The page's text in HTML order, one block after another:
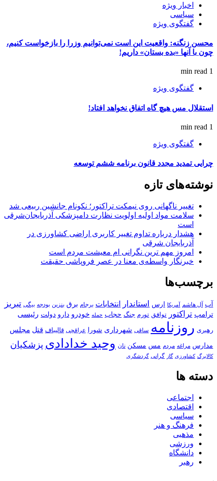
اخبار ویژه
سیاسی
گفتگوی ویژه
محسن زنگنه: واقعیت این است نمی‌توانیم وزرا را بازخواست کنیم،
چون با آنها «بده بستان» داریم!
1 min read
گفتگوی ویژه
استقلال مس هیچ گاه اتفاق نخواهد افتاد!
1 min read
گفتگوی ویژه
چرایی تمدید مجدد قانون برنامه ششم توسعه
نوشته‌های تازه
تغییر ناگهانی روی نیمکت تراکتور؛ نکونام جانشین ربیعی شد
سلامت مواد اولیه اولویت نظارت دامپزشکی آذربایجان‌شرقی
است
هشدار درباره تداوم تغییر کاربری اراضی کشاورزی در
آذربایجان شرقی
امروز مهم‌ ترین نگرانی‌ ام معیشت مردم است
خبرنگار واسطه‌ی معنا در عصر فروپاشی حقیقت
برچسب‌ها
آب آل هاشم آمریکا ارس استاندار انتخابات برجام برق بنزین بودجه بیگی تبریز
ترامپ تراکتور توافق تورم جنگ حجاب حمله خودرو دارو دولت رئیسی
رهبری روزنامه ساقی شهرداری شورا عراقچی قالیباف قتل مجلس
مدارس مراغه مردم مس مسکن نان وحید خدادادی پزشکیان
کالابرگ کشاورزی گاز گرانی گردشگری
دسته ها
اجتماعی
اقتصادی
سیاسی
فرهنگ و هنر
مذهبی
ورزشی
دانشگاه
رهبر